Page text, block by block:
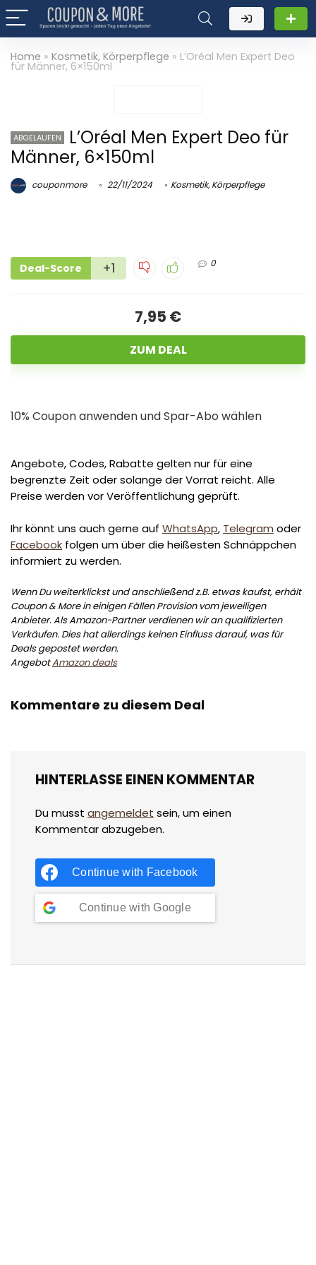
Home » Kosmetik, Körperpflege » L’Oréal Men Expert Deo
für Männer, 6×150ml
ABGELAUFEN
L’Oréal Men Expert Deo für
Männer, 6×150ml
couponmore 22/11/2024 Kosmetik, Körperpflege
Deal-Score +1 0
7,95 €
ZUM DEAL
10% Coupon anwenden und Spar-Abo wählen
Angebote, Codes, Rabatte gelten nur für eine
begrenzte Zeit oder solange der Vorrat reicht. Alle
Preise werden vor Veröffentlichung geprüft.
Ihr könnt uns auch gerne auf WhatsApp, Telegram oder
Facebook folgen um über die heißesten Schnäppchen
informiert zu werden.
Wenn Du weiterklickst und anschließend z.B. etwas kaufst, erhält
Coupon & More in einigen Fällen Provision vom jeweiligen
Anbieter. Als Amazon-Partner verdienen wir an qualifizierten
Verkäufen. Dies hat allerdings keinen Einfluss darauf, was für
Deals gepostet werden.
AngebotAmazon deals
Kommentare zu diesem Deal
HINTERLASSE EINEN KOMMENTAR
Du musst angemeldet sein, um einen
Kommentar abzugeben.
Continue with Facebook
Continue with Google